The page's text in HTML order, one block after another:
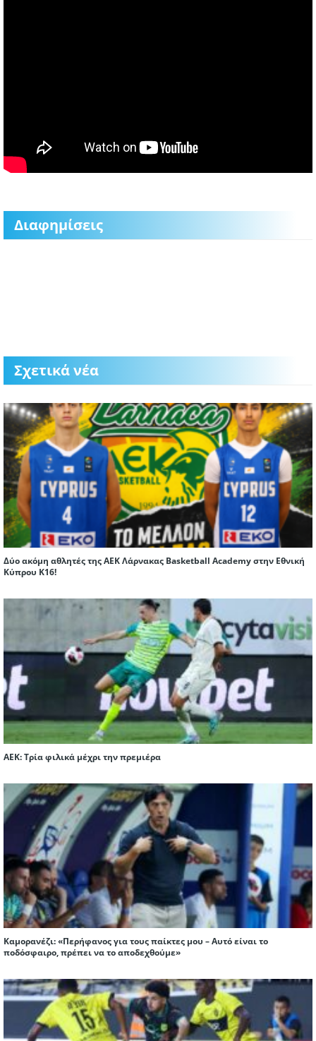
Διαφημίσεις
Σχετικά νέα
Δύο ακόμη αθλητές της ΑΕΚ Λάρνακας Basketball Academy στην Εθνική
Κύπρου Κ16!
ΑΕΚ: Τρία φιλικά μέχρι την πρεμιέρα
Καμορανέζι: «Περήφανος για τους παίκτες μου – Αυτό είναι το
ποδόσφαιρο, πρέπει να το αποδεχθούμε»